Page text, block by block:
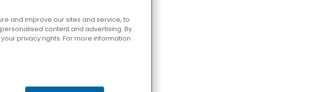
and improve our sites and service, to
content and advertising. By
privacy rights. For more information